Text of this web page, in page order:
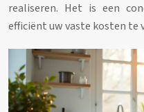
realiseren. Het is een
efficiënt uw vaste kosten te